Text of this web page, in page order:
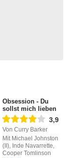
Obsession - Du
sollst mich lieben
3,9
Von Curry Barker
Mit Michael Johnston
(II), Inde Navarrette,
Cooper Tomlinson